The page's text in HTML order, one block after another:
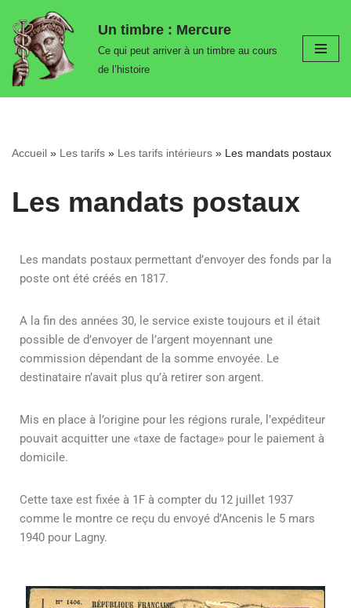
Aller
au
contenu
Un timbre : Mercure
Ce qui peut arriver à un timbre au cours
de l’histoire
Accueil » Les tarifs » Les tarifs intérieurs » Les mandats postaux
Les mandats postaux
Les mandats postaux permettant d’envoyer des fonds par la
poste ont été créés en 1817.
A la fin des années 30, le service existe toujours et il était
possible de d’envoyer de l’argent moyennant une
commission dépendant de la somme envoyée. Le
destinataire n’avait plus qu’à retirer son argent.
Mis en place à l’origine pour les régions rurale, l’expéditeur
pouvait acquitter une «taxe de factage» pour le paiement à
domicile.
Cette taxe est fixée à 1F à compter du 12 juillet 1937
comme le montre ce reçu du envoyé d’Ancenis le 5 mars
1940 pour Lagny.